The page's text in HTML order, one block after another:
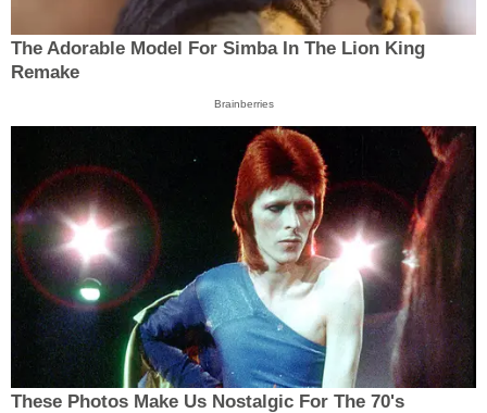
The Adorable Model For Simba In The Lion King
Remake
Brainberries
These Photos Make Us Nostalgic For The 70's